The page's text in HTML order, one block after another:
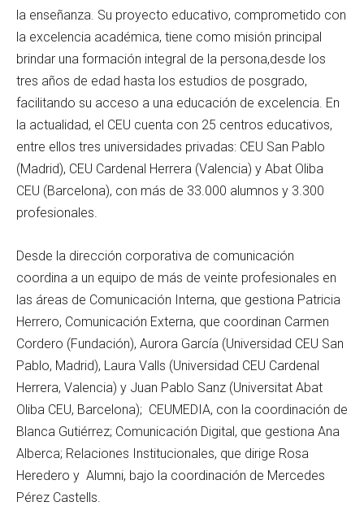
la enseñanza. Su proyecto educativo, comprometido con
la excelencia académica, tiene como misión principal
brindar una formación integral de la persona,desde los
tres años de edad hasta los estudios de posgrado,
facilitando su acceso a una educación de excelencia. En
la actualidad, el CEU cuenta con 25 centros educativos,
entre ellos tres universidades privadas: CEU San Pablo
(Madrid), CEU Cardenal Herrera (Valencia) y Abat Oliba
CEU (Barcelona), con más de 33.000 alumnos y 3.300
profesionales.
Desde la dirección corporativa de comunicación
coordina a un equipo de más de veinte profesionales en
las áreas de Comunicación Interna, que gestiona Patricia
Herrero, Comunicación Externa, que coordinan Carmen
Cordero (Fundación), Aurora García (Universidad CEU San
Pablo, Madrid), Laura Valls (Universidad CEU Cardenal
Herrera, Valencia) y Juan Pablo Sanz (Universitat Abat
Oliba CEU, Barcelona); CEUMEDIA, con la coordinación de
Blanca Gutiérrez; Comunicación Digital, que gestiona Ana
Alberca; Relaciones Institucionales, que dirige Rosa
Heredero y Alumni, bajo la coordinación de Mercedes
Pérez Castells.